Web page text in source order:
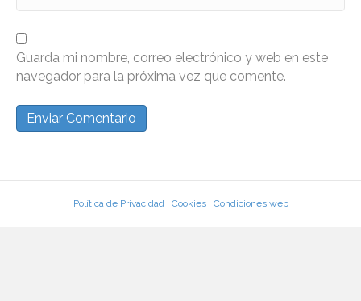
Guarda mi nombre, correo electrónico y web en este
navegador para la próxima vez que comente.
Política de Privacidad| Cookies| Condiciones web